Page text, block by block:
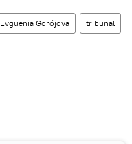
Evguenia Gorójova tribunal